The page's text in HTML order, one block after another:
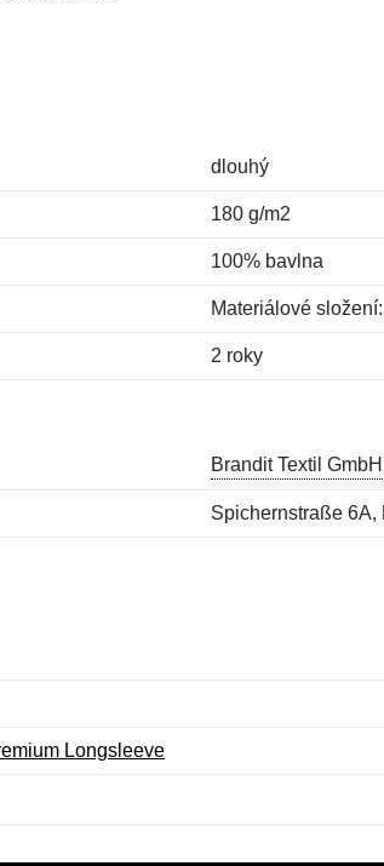
dlouhý
180 g/m2
100% bavlna
Materiálové
2 roky
Brandit Textil GmbH
Spichernstraße 6A,
Longsleeve